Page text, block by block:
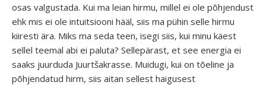
osas valgustada. Kui ma leian hirmu, millel ei ole põhjendust
ehk mis ei ole intuitsiooni hääl, siis ma pühin selle hirmu
kiiresti ära. Miks ma seda teen, isegi siis, kui minu käest
sellel teemal abi ei paluta? Sellepärast, et see energia ei
saaks juurduda Juurtšakrasse. Muidugi, kui on tõeline ja
põhjendatud hirm, siis aitan sellest haigusest